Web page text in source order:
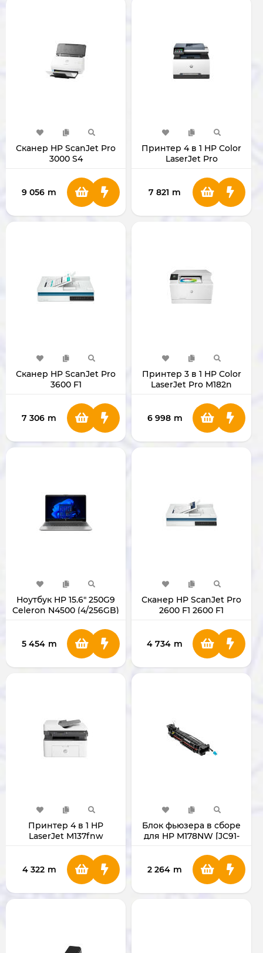
Сканер HP ScanJet Pro
3000 S4
9 056 m
Принтер 4 в 1 HP Color
LaserJet Pro
7 821 m
Сканер HP ScanJet Pro
3600 F1
7 306 m
Принтер 3 в 1 HP Color
LaserJet Pro M182n
6 998 m
Ноутбук HP 15.6" 250G9
Celeron N4500 (4/256GB)
5 454 m
Сканер HP ScanJet Pro
2600 F1 2600 F1
4 734 m
Принтер 4 в 1 HP
LaserJet M137fnw
4 322 m
Блок фьюзера в сборе
для HP M178NW [JC91-
2 264 m